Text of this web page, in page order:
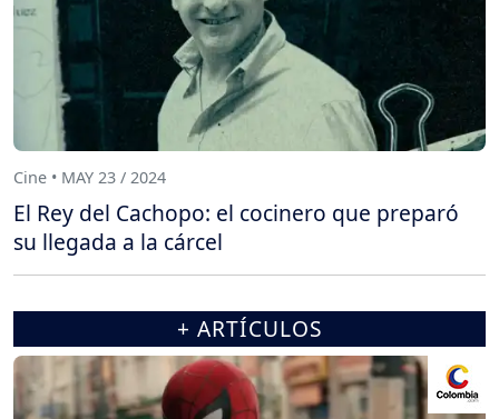
Cine • MAY 23 / 2024
El Rey del Cachopo: el cocinero que preparó
su llegada a la cárcel
+ ARTÍCULOS